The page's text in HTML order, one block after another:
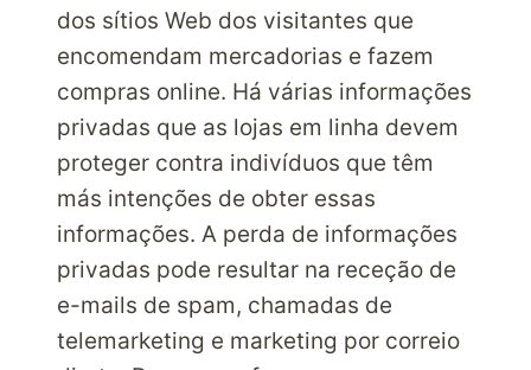
dos sítios Web dos visitantes que
encomendam mercadorias e fazem
compras online. Há várias informações
privadas que as lojas em linha devem
proteger contra indivíduos que têm
más intenções de obter essas
informações. A perda de informações
privadas pode resultar na receção de
e-mails de spam, chamadas de
telemarketing e marketing por correio